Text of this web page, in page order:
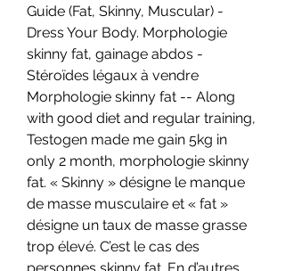
Guide (Fat, Skinny, Muscular) -
Dress Your Body. Morphologie
skinny fat, gainage abdos -
Stéroïdes légaux à vendre
Morphologie skinny fat -- Along
with good diet and regular training,
Testogen made me gain 5kg in
only 2 month, morphologie skinny
fat. « Skinny » désigne le manque
de masse musculaire et « fat »
désigne un taux de masse grasse
trop élevé. C’est le cas des